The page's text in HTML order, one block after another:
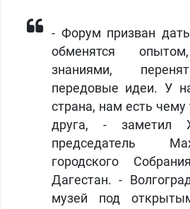
- Форум призван
обменятся
знаниями,
передовые идеи. У
страна, нам есть чему
друга, - заметил
председатель
городского
Дагестан. -
музей под